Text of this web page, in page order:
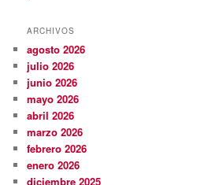
ARCHIVOS
agosto 2026
julio 2026
junio 2026
mayo 2026
abril 2026
marzo 2026
febrero 2026
enero 2026
diciembre 2025